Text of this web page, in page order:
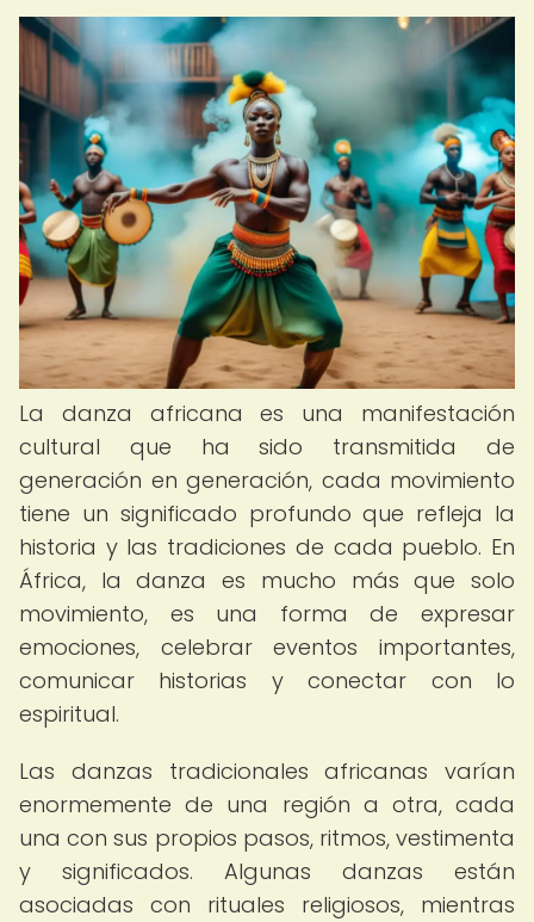
La danza africana es una manifestación
cultural que ha sido transmitida de
generación en generación, cada movimiento
tiene un significado profundo que refleja la
historia y las tradiciones de cada pueblo. En
África, la danza es mucho más que solo
movimiento, es una forma de expresar
emociones, celebrar eventos importantes,
comunicar historias y conectar con lo
espiritual.
Las danzas tradicionales africanas varían
enormemente de una región a otra, cada
una con sus propios pasos, ritmos, vestimenta
y significados. Algunas danzas están
asociadas con rituales religiosos, mientras